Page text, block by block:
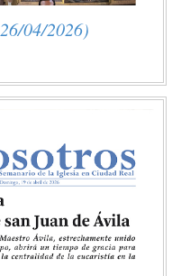
04/2026)